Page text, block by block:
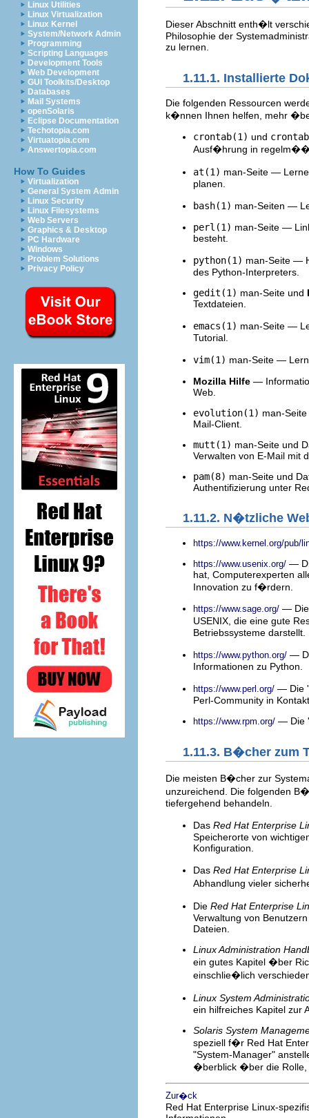
Linux Utilities
Linux Virtualization
Linux Kernel
System/Network Admin
Programming
Scripting Languages
Development Tools
Web Development
GUI Toolkits/Desktop
Databases
Mail Systems
openSolaris
Eclipse Documentation
Techotopia.com
Virtuatopia.com
Answertopia.com
How To Guides
Virtualization
General System Admin
Linux Security
Linux Filesystems
Web Servers
Graphics & Desktop
PC Hardware
Windows
Problem Solutions
Privacy Policy
Dieser Abschnitt enth�lt
Philosophie der
zu lernen.
1.11.1. Installierte
Die folgenden Ressourcen
k�nnen Ihnen helfen, mehr
crontab(1) und
Ausf�hrung in
at(1) man-Seite —
planen.
bash(1) man-Seiten —
perl(1) man-Seite —
besteht.
python(1) man-Seite —
des Python-Interpreters.
gedit(1) man-Seite und
Textdateien.
emacs(1) man-Seite —
Tutorial.
vim(1) man-Seite —
Mozilla Hilfe —
Web.
evolution(1) man-
Mail-Client.
mutt(1) man-Seite und
Verwalten von E-Mail mit
pam(8) man-Seite und
Authentifizierung unter
1.11.2. N�tzliche
https://www.kernel.org/pub/
https://www.usenix.org/ —
hat, Computerexperten
Innovation zu f�rdern.
https://www.sage.org/ — Die
USENIX, die eine gute
Betriebssysteme darstellt.
https://www.python.org/ —
Informationen zu Python.
https://www.perl.org/ — Die
Perl-Community in
https://www.rpm.org/ — Die
1.11.3. B�cher zum
Die meisten B�cher zur
unzureichend. Die folgenden
tiefergehend behandeln.
Das Red Hat Enterprise
Speicherorte von
Konfiguration.
Das Red Hat Enterprise
Abhandlung vieler
Die Red Hat Enterprise
Verwaltung von
Dateien.
Linux Administration
ein gutes Kapitel �ber
einschlie�lich
Linux System
ein hilfreiches Kapitel zur
Solaris System
speziell f�r Red Hat
"System-Manager"
�berblick �ber die Rolle,
Zur�ck
Red Hat Enterprise Linux-